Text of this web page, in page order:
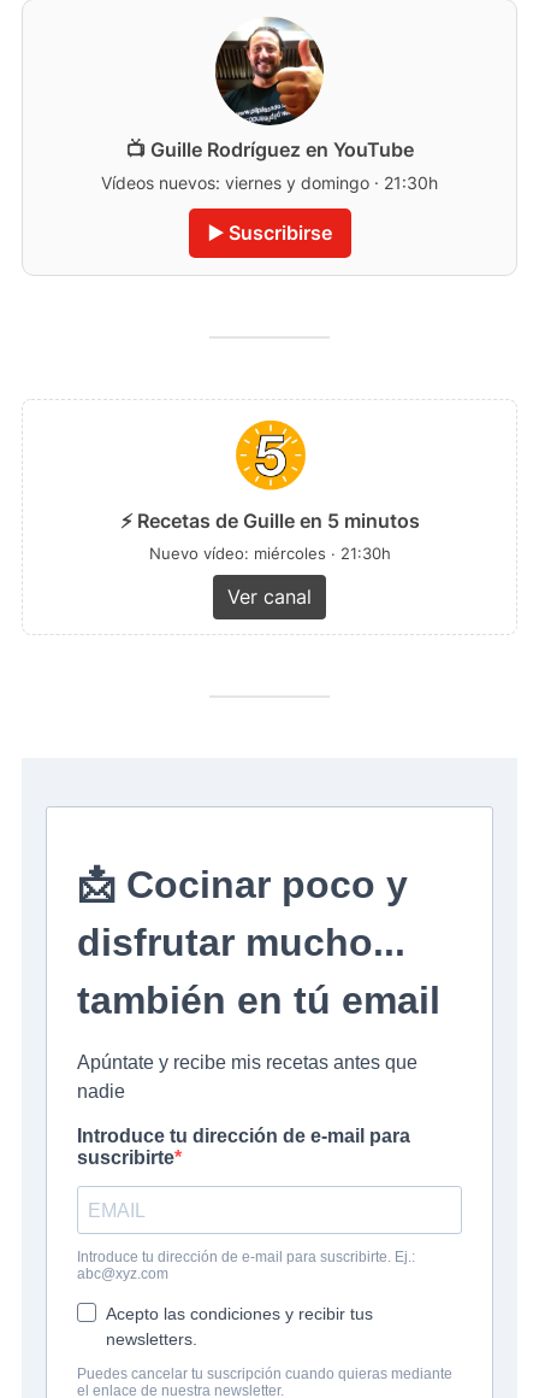
📺 Guille Rodríguez en YouTube
Vídeos nuevos: viernes y domingo · 21:30h
▶️ Suscribirse
⚡ Recetas de Guille en 5 minutos
Nuevo vídeo: miércoles · 21:30h
Ver canal